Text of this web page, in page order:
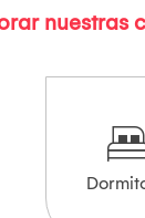
nuestras